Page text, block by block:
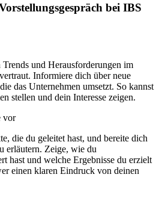
bei IBS
und Herausforderungen im
Informiere dich über neue
das Unternehmen umsetzt. So kannst
stellen und dein Interesse zeigen.
vor
die du geleitet hast, und bereite dich
erläutern. Zeige, wie du
hast und welche Ergebnisse du erzielt
einen klaren Eindruck von deinen